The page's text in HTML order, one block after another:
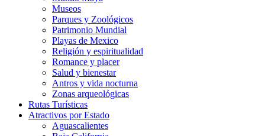
Museos
Parques y Zoológicos
Patrimonio Mundial
Playas de Mexico
Religión y espiritualidad
Romance y placer
Salud y bienestar
Antros y vida nocturna
Zonas arqueológicas
Rutas Turísticas
Atractivos por Estado
Aguascalientes